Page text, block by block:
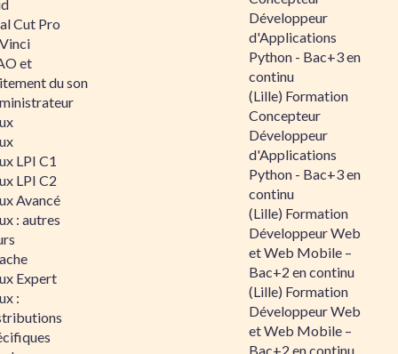
Cut Pro
et
du son
LPI C1
LPI C2
Avancé
: autres
Expert
:
Développeur
d'Applications
Python - Bac+3 en
continu
(Lille) Formation
Concepteur
Développeur
d'Applications
Python - Bac+3 en
continu
(Lille) Formation
Développeur Web
et Web Mobile –
Bac+2 en continu
(Lille) Formation
Développeur Web
et Web Mobile –
Bac+2 en continu